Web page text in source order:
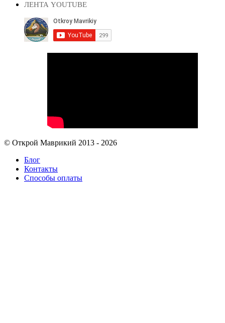
ЛЕНТА YOUTUBE
© Открой Маврикий 2013 - 2026
Блог
Контакты
Способы оплаты